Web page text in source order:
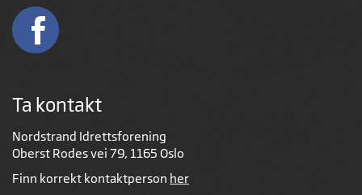
Ta kontakt
Nordstrand Idrettsforening
Oberst Rodes vei 79, 1165 Oslo
Finn korrekt kontaktperson her